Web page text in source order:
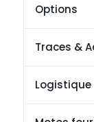
Options
Traces &
Logistique